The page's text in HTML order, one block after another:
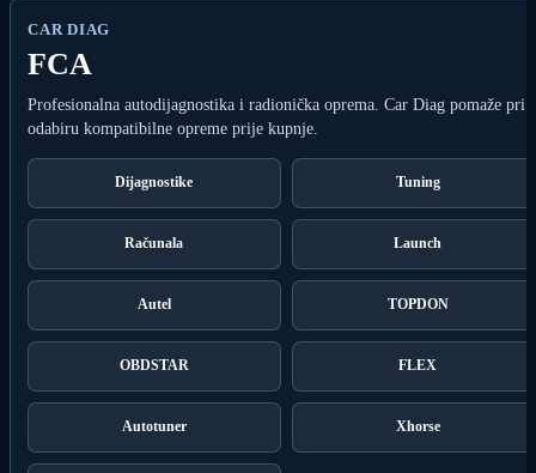
CAR DIAG
FCA
Profesionalna autodijagnostika i radionička oprema. Car Diag pomaže pri
odabiru kompatibilne opreme prije kupnje.
Dijagnostike Tuning
Računala Launch
Autel TOPDON
OBDSTAR FLEX
Autotuner Xhorse